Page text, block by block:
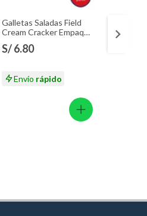
Galletas Saladas Field
Cream Cracker Empaque
S/ 6.80
Envío rápido